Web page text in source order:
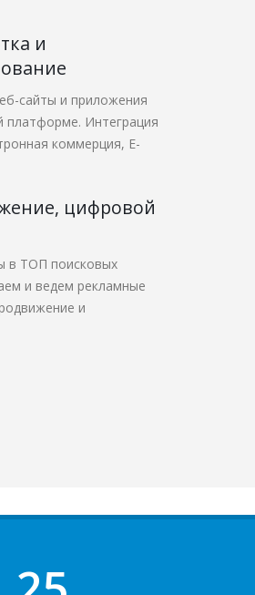
и
сайты и приложения
платформе. Интеграция
коммерция, E-
цифровой
в ТОП поисковых
и ведем рекламные
и